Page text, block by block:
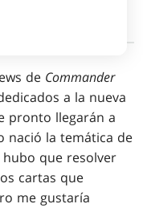
de Commander
a la nueva
pronto llegarán a
nació la temática de
que resolver
cartas que
me gustaría